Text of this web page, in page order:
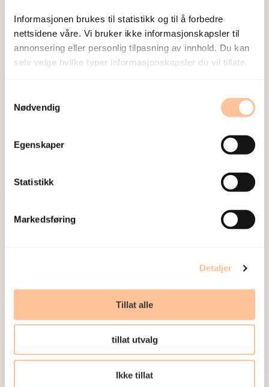
Informasjonen brukes til statistikk og til å forbedre
nettsidene våre. Vi bruker ikke informasjonskapsler til
annonsering eller personlig tilpasning av innhold. Du kan
selv velge hvilke typer informasjonskapsler du vil tillate.
Nødvendig
Egenskaper
Statistikk
Markedsføring
Detaljer
Tillat alle
tillat utvalg
Ikke tillat
NKVTS utvikler og sprer kunnskap og kompetanse
om vold og traumatisk stress. Formålet er å bidra
til å forebygge og redusere de helsemessige og
sosiale konsekvensene som vold og traumatisk
Ansatte
Meld deg på vårt nyhetsbrev
Postadresse